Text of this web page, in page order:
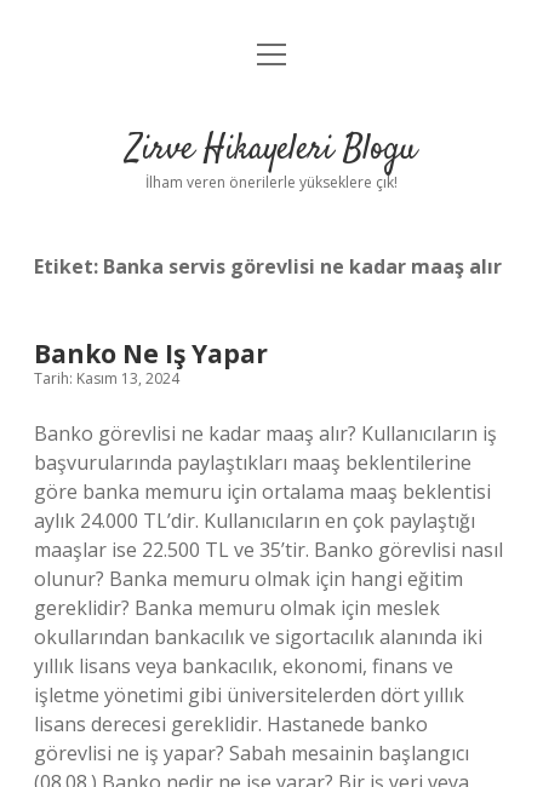
Anasayfa
Yasal Uyarı
menüyü
Zirve Hikayeleri Blogu
İlham veren önerilerle yükseklere çık!
Etiket: Banka servis görevlisi ne kadar maaş alır
Banko Ne Iş Yapar
Tarih: Kasım 13, 2024
Banko görevlisi ne kadar maaş alır? Kullanıcıların iş
başvurularında paylaştıkları maaş beklentilerine
göre banka memuru için ortalama maaş beklentisi
aylık 24.000 TL’dir. Kullanıcıların en çok paylaştığı
maaşlar ise 22.500 TL ve 35’tir. Banko görevlisi nasıl
olunur? Banka memuru olmak için hangi eğitim
gereklidir? Banka memuru olmak için meslek
okullarından bankacılık ve sigortacılık alanında iki
yıllık lisans veya bankacılık, ekonomi, finans ve
işletme yönetimi gibi üniversitelerden dört yıllık
lisans derecesi gereklidir. Hastanede banko
görevlisi ne iş yapar? Sabah mesainin başlangıcı